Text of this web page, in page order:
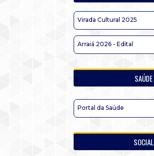
Virada Cultural 2025
Arraiá 2026 - Edital
SAÚDE
Portal da Saúde
SOCIAL